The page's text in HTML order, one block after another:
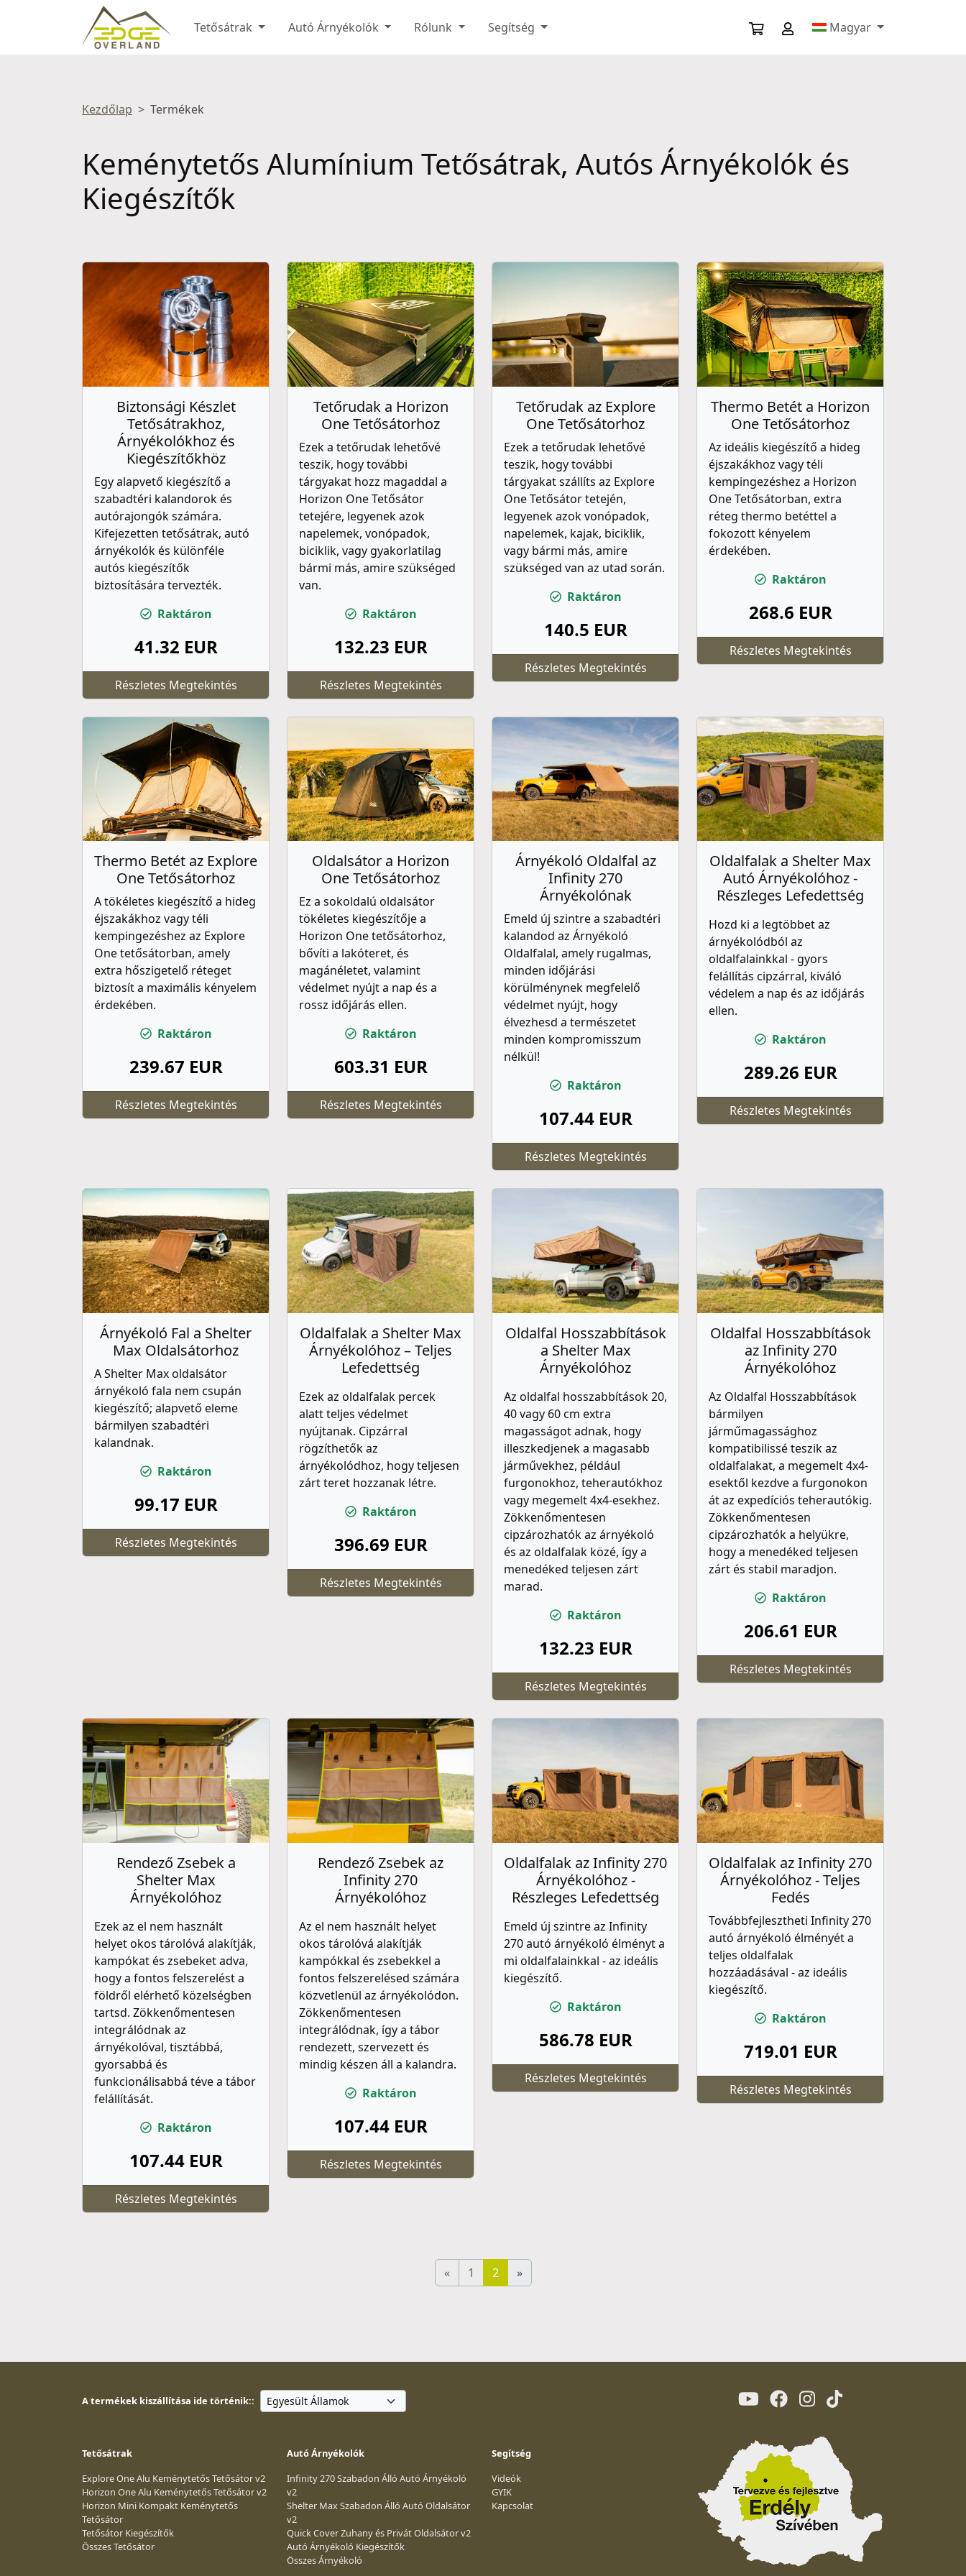
Tetősátrak Autó Árnyékolók Rólunk Segítség Magyar
Kezdőlap Termékek
Keménytetős Alumínium Tetősátrak, Autós Árnyékolók és
Kiegészítők
Biztonsági Készlet
Tetősátrakhoz,
Árnyékolókhoz és
Kiegészítőkhöz
Egy alapvető kiegészítő a
szabadtéri kalandorok és
autórajongók számára.
Kifejezetten tetősátrak, autó
árnyékolók és különféle
autós kiegészítők
biztosítására tervezték.
Raktáron
41.32 EUR
Részletes Megtekintés
Tetőrudak a Horizon
One Tetősátorhoz
Ezek a tetőrudak lehetővé
teszik, hogy további
tárgyakat hozz magaddal a
Horizon One Tetősátor
tetejére, legyenek azok
napelemek, vonópadok,
biciklik, vagy gyakorlatilag
bármi más, amire szükséged
van.
Raktáron
132.23 EUR
Részletes Megtekintés
Tetőrudak az Explore
One Tetősátorhoz
Ezek a tetőrudak lehetővé
teszik, hogy további
tárgyakat szállíts az Explore
One Tetősátor tetején,
legyenek azok vonópadok,
napelemek, kajak, biciklik,
vagy bármi más, amire
szükséged van az utad során.
Raktáron
140.5 EUR
Részletes Megtekintés
Thermo Betét a Horizon
One Tetősátorhoz
Az ideális kiegészítő a hideg
éjszakákhoz vagy téli
kempingezéshez a Horizon
One Tetősátorban, extra
réteg thermo betéttel a
fokozott kényelem
érdekében.
Raktáron
268.6 EUR
Részletes Megtekintés
Thermo Betét az Explore
One Tetősátorhoz
A tökéletes kiegészítő a hideg
éjszakákhoz vagy téli
kempingezéshez az Explore
One tetősátorban, amely
extra hőszigetelő réteget
biztosít a maximális kényelem
érdekében.
Raktáron
239.67 EUR
Részletes Megtekintés
Oldalsátor a Horizon
One Tetősátorhoz
Ez a sokoldalú oldalsátor
tökéletes kiegészítője a
Horizon One tetősátorhoz,
bővíti a lakóteret, és
magánéletet, valamint
védelmet nyújt a nap és a
rossz időjárás ellen.
Raktáron
603.31 EUR
Részletes Megtekintés
Árnyékoló Oldalfal az
Infinity 270
Árnyékolónak
Emeld új szintre a szabadtéri
kalandod az Árnyékoló
Oldalfalal, amely rugalmas,
minden időjárási
körülménynek megfelelő
védelmet nyújt, hogy
élvezhesd a természetet
minden kompromisszum
nélkül!
Raktáron
107.44 EUR
Részletes Megtekintés
Oldalfalak a Shelter Max
Autó Árnyékolóhoz -
Részleges Lefedettség
Hozd ki a legtöbbet az
árnyékolódból az
oldalfalainkkal - gyors
felállítás cipzárral, kiváló
védelem a nap és az időjárás
ellen.
Raktáron
289.26 EUR
Részletes Megtekintés
Árnyékoló Fal a Shelter
Max Oldalsátorhoz
A Shelter Max oldalsátor
árnyékoló fala nem csupán
kiegészítő; alapvető eleme
bármilyen szabadtéri
kalandnak.
Raktáron
99.17 EUR
Részletes Megtekintés
Oldalfalak a Shelter Max
Árnyékolóhoz – Teljes
Lefedettség
Ezek az oldalfalak percek
alatt teljes védelmet
nyújtanak. Cipzárral
rögzíthetők az
árnyékolódhoz, hogy teljesen
zárt teret hozzanak létre.
Raktáron
396.69 EUR
Részletes Megtekintés
Oldalfal Hosszabbítások
a Shelter Max
Árnyékolóhoz
Az oldalfal hosszabbítások 20,
40 vagy 60 cm extra
magasságot adnak, hogy
illeszkedjenek a magasabb
járművekhez, például
furgonokhoz, teherautókhoz
vagy megemelt 4x4-esekhez.
Zökkenőmentesen
cipzározhatók az árnyékoló
és az oldalfalak közé, így a
menedéked teljesen zárt
marad.
Raktáron
132.23 EUR
Részletes Megtekintés
Oldalfal Hosszabbítások
az Infinity 270
Árnyékolóhoz
Az Oldalfal Hosszabbítások
bármilyen
járműmagassághoz
kompatibilissé teszik az
oldalfalakat, a megemelt 4x4-
esektől kezdve a furgonokon
át az expedíciós teherautókig.
Zökkenőmentesen
cipzározhatók a helyükre,
hogy a menedéked teljesen
zárt és stabil maradjon.
Raktáron
206.61 EUR
Részletes Megtekintés
Rendező Zsebek a
Shelter Max
Árnyékolóhoz
Ezek az el nem használt
helyet okos tárolóvá alakítják,
kampókat és zsebeket adva,
hogy a fontos felszerelést a
földről elérhető közelségben
tartsd. Zökkenőmentesen
integrálódnak az
árnyékolóval, tisztábbá,
gyorsabbá és
funkcionálisabbá téve a tábor
felállítását.
Raktáron
107.44 EUR
Részletes Megtekintés
Rendező Zsebek az
Infinity 270
Árnyékolóhoz
Az el nem használt helyet
okos tárolóvá alakítják
kampókkal és zsebekkel a
fontos felszerelésed számára
közvetlenül az árnyékolódon.
Zökkenőmentesen
integrálódnak, így a tábor
rendezett, szervezett és
mindig készen áll a kalandra.
Raktáron
107.44 EUR
Részletes Megtekintés
Oldalfalak az Infinity 270
Árnyékolóhoz -
Részleges Lefedettség
Emeld új szintre az Infinity
270 autó árnyékoló élményt a
mi oldalfalainkkal - az ideális
kiegészítő.
Raktáron
586.78 EUR
Részletes Megtekintés
Oldalfalak az Infinity 270
Árnyékolóhoz - Teljes
Fedés
Továbbfejlesztheti Infinity 270
autó árnyékoló élményét a
teljes oldalfalak
hozzáadásával - az ideális
kiegészítő.
Raktáron
719.01 EUR
Részletes Megtekintés
« 1 2 »
A termékek kiszállítása ide történik::
Tetősátrak
Explore One Alu Keménytetős Tetősátor v2
Horizon One Alu Keménytetős Tetősátor v2
Horizon Mini Kompakt Keménytetős
Tetősátor
Tetősátor Kiegészítők
Összes Tetősátor
Autó Árnyékolók
Infinity 270 Szabadon Álló Autó Árnyékoló
v2
Shelter Max Szabadon Álló Autó Oldalsátor
v2
Quick Cover Zuhany és Privát Oldalsátor v2
Autó Árnyékoló Kiegészítők
Összes Árnyékoló
Segítség
Videók
GYIK
Kapcsolat